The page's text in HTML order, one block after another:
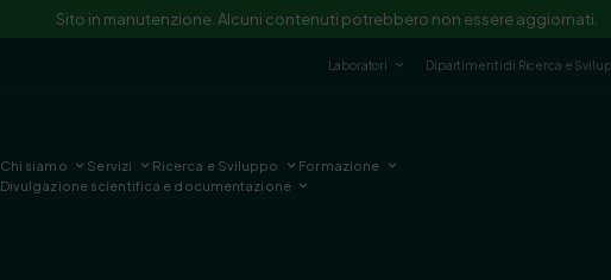
Sito in manutenzione. Alcuni contenuti potrebbero non essere aggiornati.
Laboratori Dipartimenti di Ricerca e
Chi siamo Servizi Ricerca e Sviluppo
Formazione
Divulgazione scientifica e documentazione